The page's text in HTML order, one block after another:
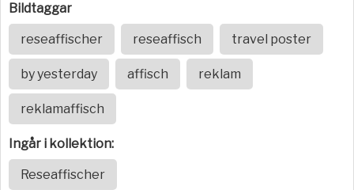
Bildtaggar
reseaffischer reseaffisch travel poster
by yesterday affisch reklam
reklamaffisch
Ingår i kollektion:
Reseaffischer